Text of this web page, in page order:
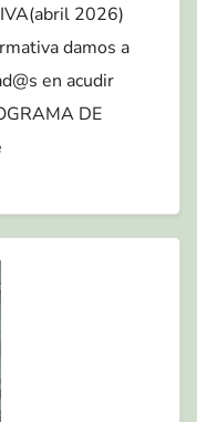
2026)
damos a
en acudir
DE